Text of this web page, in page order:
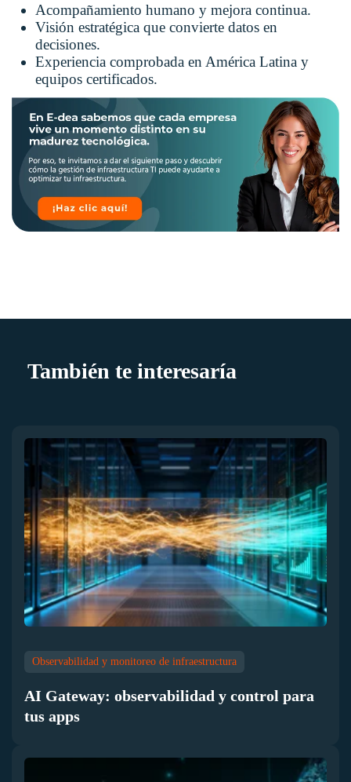
Acompañamiento humano y mejora continua.
Visión estratégica que convierte datos en
decisiones.
Experiencia comprobada en América Latina y
equipos certificados.
También te interesaría
Observabilidad y monitoreo de infraestructura
AI Gateway: observabilidad y control para
tus apps